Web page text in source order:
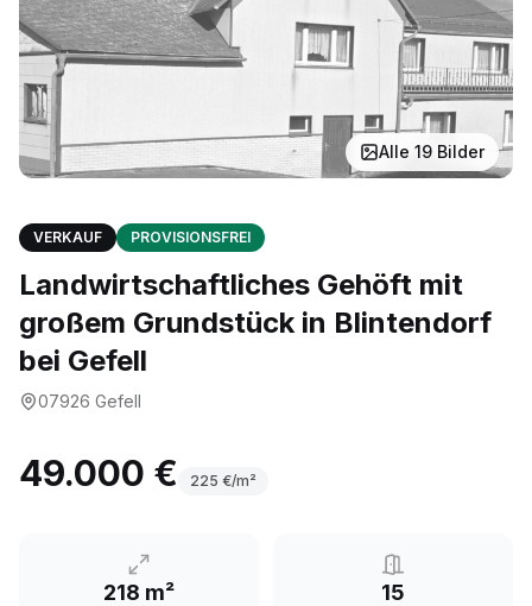
Alle 19 Bilder
VERKAUF PROVISIONSFREI
Landwirtschaftliches Gehöft mit
großem Grundstück in Blintendorf
bei Gefell
07926 Gefell
49.000 € 225 €/m²
218 m² 15